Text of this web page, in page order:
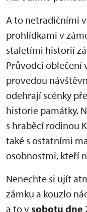
A to netradičními
prohlídkami v
staletími historií
Průvodci oblečení
provedou
odehrají scénky
historie památky.
s hraběcí rodinou
také s ostatními
osobnostmi, kteří
Nenechte si ujít
zámku a kouzlo
a to vsobotu dne